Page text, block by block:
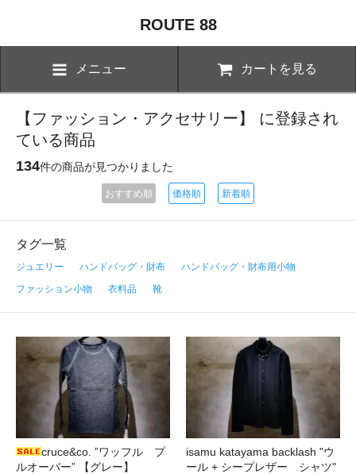
ROUTE 88
メニュー カートを見る
【ファッション・アクセサリー】 に登録され
ている商品
134件の商品が見つかりました
おすすめ順 価格順 新着順
タグ一覧
ジュエリー ハンドバッグ・財布
ハンドバッグ・財布用小物
ファッション小物
衣料品 靴
cruce&co. ”ワッフル プ
ルオーバー” 【グレー】
isamu katayama backlash "ウ
ール + シープレザー シャツ"